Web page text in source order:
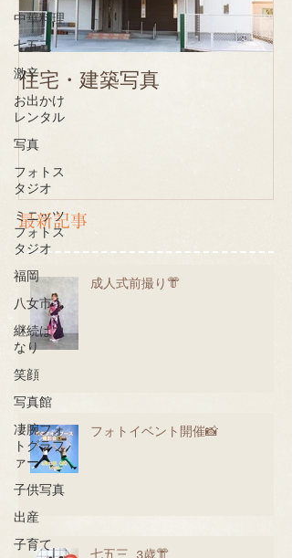
中華料理
七五三
激辛
お出かけ
レンタル
写真
フォトス
タジオ
ミニッツ
フォトス
タジオ
福岡
八女市
継続は力
なり
笑顔
写真館
凄腕フォ
トグラフ
ァー
子供写真
出産
子育て
住宅・建築写真
最新記事
成人式前撮り👘
フォトイベント開催📸
七五三 3歳👘